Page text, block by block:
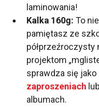
laminowania!
Kalka 160g: To
pamiętasz ze
półprzeźroczysty
projektom
sprawdza się jako
zaproszeniach
albumach.